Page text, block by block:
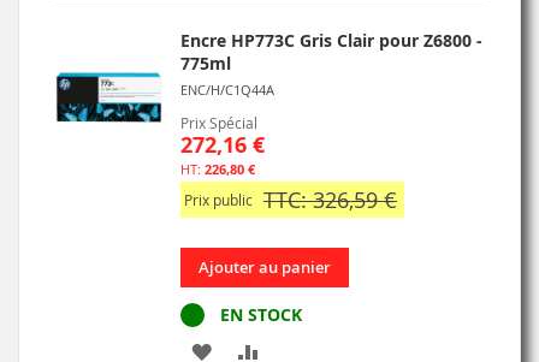
Encre HP773C Gris Clair pour Z6800 -
775ml
ENC/H/C1Q44A
Prix Spécial
272,16 €
226,80 €
Prix public TTC: 326,59 €
Ajouter au panier
EN STOCK
AJOUTER